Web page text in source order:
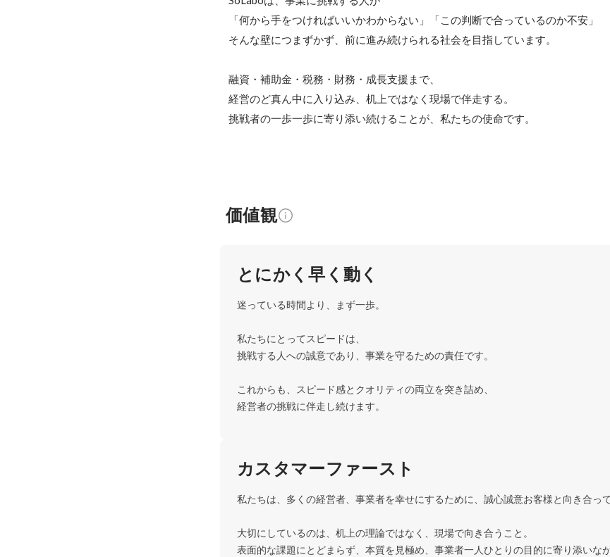
「何から手をつければいいかわからない」「この判断で合っているのか不安」
そんな壁につまずかず、前に進み続けられる社会を目指しています。
融資・補助金・税務・財務・成長支援まで、
経営のど真ん中に入り込み、机上ではなく現場で伴走する。
挑戦者の一歩一歩に寄り添い続けることが、私たちの使命です。
価値観
とにかく早く動く
迷っている時間より、まず一歩。
私たちにとってスピードは、
挑戦する人への誠意であり、事業を守るための責任です。
これからも、スピード感とクオリティの両立を突き詰め、
経営者の挑戦に伴走し続けます。
カスタマーファースト
私たちは、多くの経営者、事業者を幸せにするために、誠心誠意お客様と向き合って
大切にしているのは、机上の理論ではなく、現場で向き合うこと。
表面的な課題にとどまらず、本質を見極め、事業者一人ひとりの目的に寄り添いな